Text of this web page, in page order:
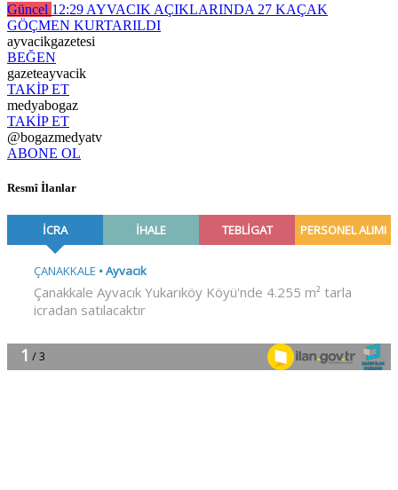
Güncel 12:29 AYVACIK AÇIKLARINDA 27 KAÇAK
GÖÇMEN KURTARILDI
ayvacikgazetesi
BEĞEN
gazeteayvacik
TAKİP ET
medyabogaz
TAKİP ET
@bogazmedyatv
ABONE OL
Resmî İlanlar